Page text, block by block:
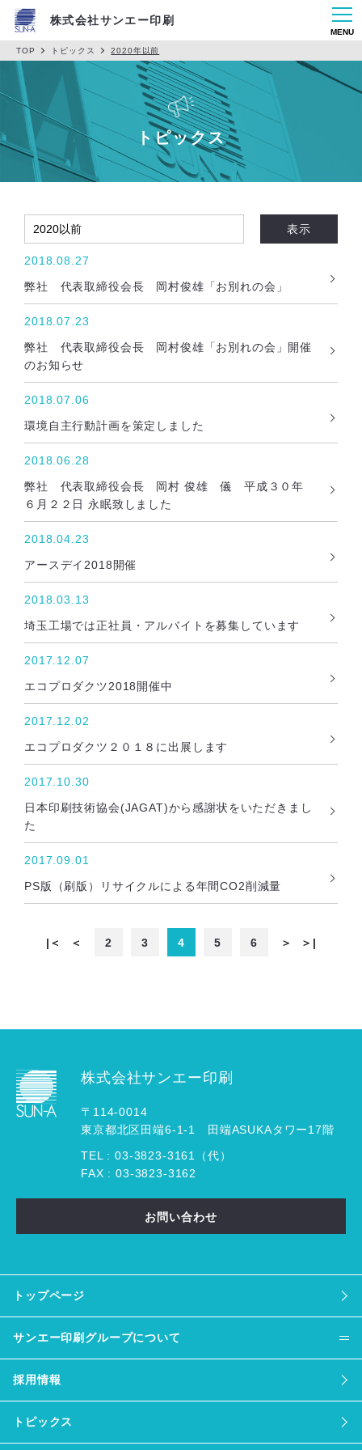
株式会社サンエー印刷
MENU
TOP トピックス 2020年以前
トピックス
表示
2018.08.27
弊社 代表取締役会長 岡村俊雄「お別れの会」
2018.07.23
弊社 代表取締役会長 岡村俊雄「お別れの会」開催
のお知らせ
2018.07.06
環境自主行動計画を策定しました
2018.06.28
弊社 代表取締役会長 岡村 俊雄 儀 平成３０年
６月２２日 永眠致しました
2018.04.23
アースデイ2018開催
2018.03.13
埼玉工場では正社員・アルバイトを募集しています
2017.12.07
エコプロダクツ2018開催中
2017.12.02
エコプロダクツ２０１８に出展します
2017.10.30
日本印刷技術協会(JAGAT)から感謝状をいただきまし
た
2017.09.01
PS版（刷版）リサイクルによる年間CO2削減量
|＜ ＜ 2 3 4 5 6 ＞ ＞|
株式会社サンエー印刷
〒114-0014
東京都北区田端6-1-1 田端ASUKAタワー17階
TEL :03-3823-3161（代）
FAX : 03-3823-3162
お問い合わせ
トップページ
サンエー印刷グループについて
採用情報
トピックス